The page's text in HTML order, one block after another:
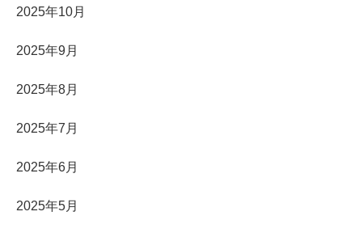
2025年10月
2025年9月
2025年8月
2025年7月
2025年6月
2025年5月